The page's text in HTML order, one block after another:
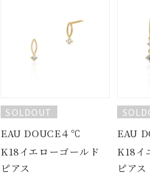
SOLDOUT
EAU DOUCE４℃
K18イエローゴールド
ピアス
EAU
K18イ
ピアス